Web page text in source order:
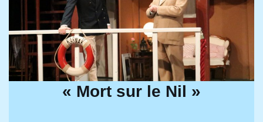
« Mort sur le Nil »